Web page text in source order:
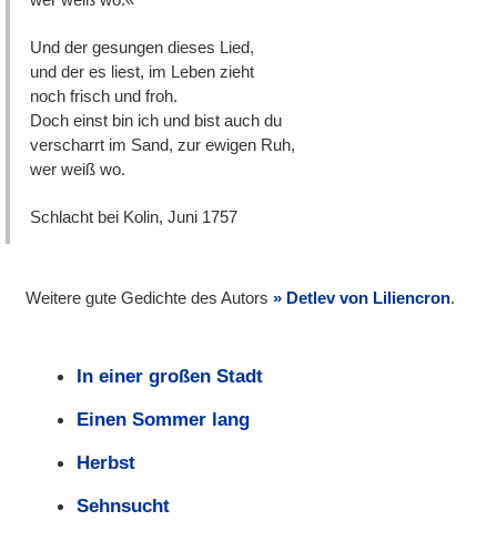
Und der gesungen dieses Lied,
und der es liest, im Leben zieht
noch frisch und froh.
Doch einst bin ich und bist auch du
verscharrt im Sand, zur ewigen Ruh,
wer weiß wo.
Schlacht bei Kolin, Juni 1757
Weitere gute Gedichte des Autors Detlev von Liliencron.
In einer großen Stadt
Einen Sommer lang
Herbst
Sehnsucht